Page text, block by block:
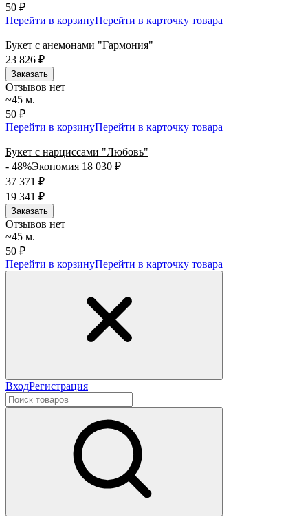
50 ₽
Перейти в корзинуПерейти в карточку товара
Букет с анемонами "Гармония"
23 826 ₽
Заказать
Отзывов нет
~45 м.
50 ₽
Перейти в корзинуПерейти в карточку товара
Букет с нарциссами "Любовь"
- 48%Экономия 18 030 ₽
37 371 ₽
19 341 ₽
Заказать
Отзывов нет
~45 м.
50 ₽
Перейти в корзинуПерейти в карточку товара
ВходРегистрация